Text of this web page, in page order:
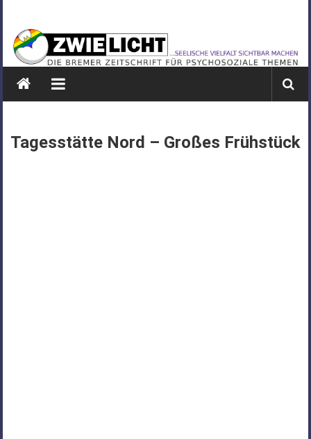
springen
ZWIELICHT
BREMEN
DIE
PSYCHOSOZIALE
Tagesstätte Nord – Großes Frühstück